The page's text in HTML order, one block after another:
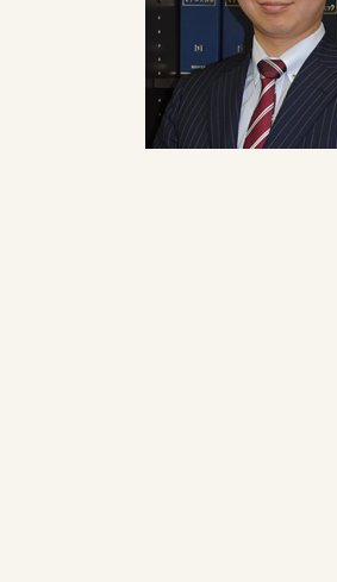
調停離婚 離婚届
離婚 審判
監護権 証明
離婚 財産分与